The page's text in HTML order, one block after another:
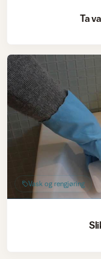
Ta
Vask og rengjøring